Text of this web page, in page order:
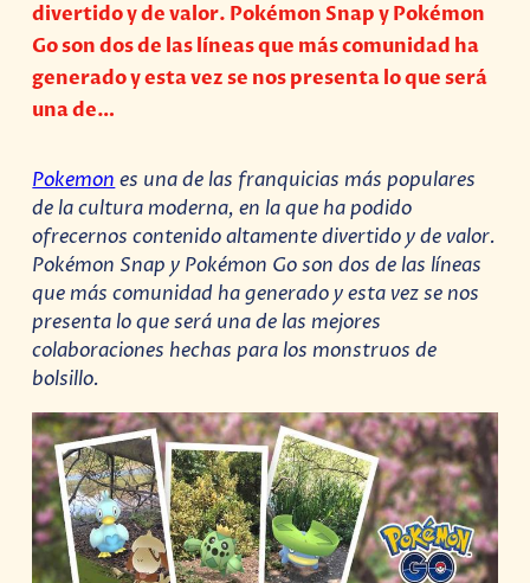
divertido y de valor. Pokémon Snap y Pokémon
Go son dos de las líneas que más comunidad ha
generado y esta vez se nos presenta lo que será
una de…
Pokemon es una de las franquicias más populares
de la cultura moderna, en la que ha podido
ofrecernos contenido altamente divertido y de valor.
Pokémon Snap y Pokémon Go son dos de las líneas
que más comunidad ha generado y esta vez se nos
presenta lo que será una de las mejores
colaboraciones hechas para los monstruos de
bolsillo.